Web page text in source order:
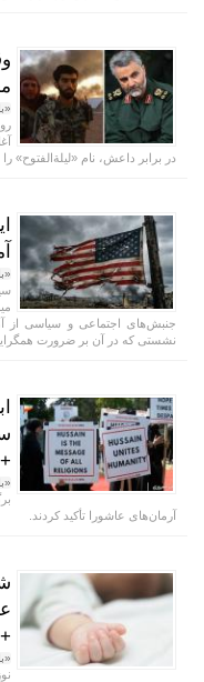
در برابر داعش، نام «لیلة‌الفتوح»
جنبش‌های اجتماعی و سیاسی از
نشستی که در آن بر ضرورت
آرمان‌های عاشورا تأکید کردند.